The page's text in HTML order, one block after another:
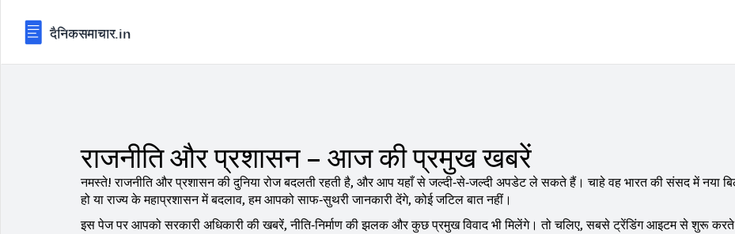
राजनीति और प्रशासन – आज की प्रमुख खबरें
नमस्ते! राजनीति और प्रशासन की दुनिया रोज बदलती रहती है, और आप यहाँ से जल्दी‑से‑जल्दी अपडेट ले सकते हैं। चाहे वह भारत की संसद में नया
हो या राज्य के महाप्रशासन में बदलाव, हम आपको साफ‑सुथरी जानकारी देंगे, कोई जटिल बात नहीं।
इस पेज पर आपको सरकारी अधिकारी की खबरें, नीति‑निर्माण की झलक और कुछ प्रमुख विवाद भी मिलेंगे। तो चलिए, सबसे ट्रेंडिंग आइटम से शुरू करते